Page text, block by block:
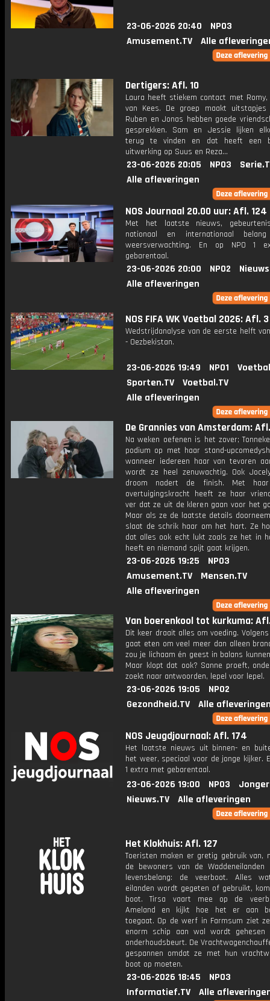
23-06-2026 20:40
NPO3
Amusement.TV
Alle
Dertigers: Afl. 10
Laura heeft stiekem contact met
van Kees. De groep maakt uitstapjes
Ruben en Jonas hebben goede
gesprekken. Sam en Jessie lijken
terug te vinden en dat heeft een
uitwerking op Suus en Reza...
23-06-2026 20:05 NPO3
Alle afleveringen
NOS Journaal 20.00 uur: Afl. 124
Met het laatste nieuws,
nationaal en internationaal
weersverwachting. En op NPO 1
gebarentaal.
23-06-2026 20:00 NPO2
Alle afleveringen
NOS FIFA WK Voetbal 2026: Afl. 3
Wedstrijdanalyse van de eerste helft
- Oezbekistan.
23-06-2026 19:49 NPO1
Sporten.TV
Voetbal.TV
Alle afleveringen
De Grannies van Amsterdam:
Na weken oefenen is het zover;
podium op met haar stand-
wanneer iedereen haar van tevoren
wordt ze heel zenuwachtig. Ook
droom nadert de finish. Met haar
overtuigingskracht heeft ze haar
ver dat ze uit de kleren gaan voor het
Maar als ze de laatste details
slaat de schrik haar om het hart. Ze
dat alles ook echt lukt zoals ze het in
heeft en niemand spijt gaat krijgen.
23-06-2026 19:25
NPO3
Amusement.TV
Mensen.TV
Alle afleveringen
Van boerenkool tot kurkuma:
Dit keer draait alles om voeding.
gaat eten om veel meer dan alleen
zou je lichaam én geest in balans
Maar klopt dat ook? Sanne proeft,
zoekt naar antwoorden, lepel voor lepel.
23-06-2026 19:05
NPO2
Gezondheid.TV
Alle
NOS Jeugdjournaal: Afl. 174
Het laatste nieuws uit binnen- en
het weer, speciaal voor de jonge kijker.
1 extra met gebarentaal.
23-06-2026 19:00 NPO3
Nieuws.TV
Alle afleveringen
Het Klokhuis: Afl. 127
Toeristen maken er gretig gebruik van,
de bewoners van de
levensbelang: de veerboot. Alles
eilanden wordt gegeten of gebruikt,
boot. Tirsa vaart mee op de
Ameland en kijkt hoe het er aan
toegaat. Op de werf in Farmsum ziet
enorm schip aan wal wordt gehesen
onderhoudsbeurt. De
gespannen omdat ze met hun
boot op moeten.
23-06-2026 18:45
NPO3
Informatief.TV
Alle